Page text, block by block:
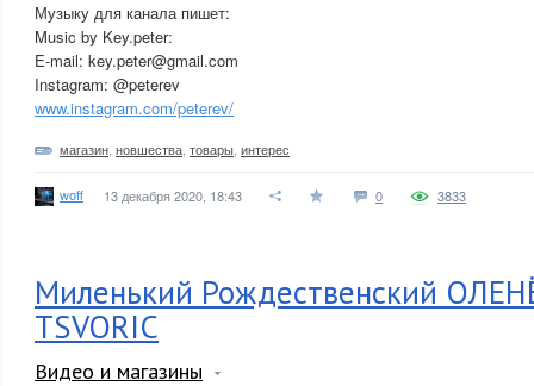
Музыку для канала пишет:
Music by Key.peter:
E-mail: key.peter@gmail.com
Instagram: @peterev
www.instagram.com/peterev/
магазин новшества товары интерес
woff 13 декабря 2020, 18:43 0 3833
Миленький Рождественский
TSVORIC
Видео и магазины